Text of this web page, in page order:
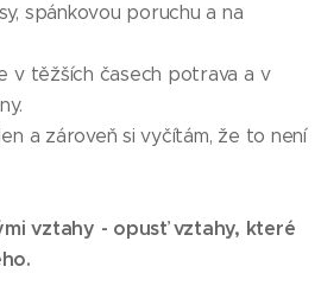
spánkovou poruchu a na
v těžších časech potrava a v
a zároveň si vyčítám, že to není
vztahy - opusť vztahy, které